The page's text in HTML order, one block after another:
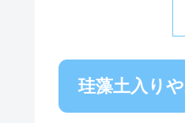
珪藻土入り